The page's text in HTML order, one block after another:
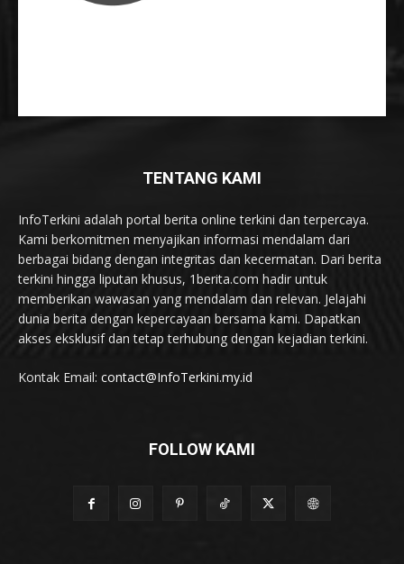
TENTANG KAMI
InfoTerkini adalah portal berita online terkini dan terpercaya.
Kami berkomitmen menyajikan informasi mendalam dari
berbagai bidang dengan integritas dan kecermatan. Dari berita
terkini hingga liputan khusus, 1berita.com hadir untuk
memberikan wawasan yang mendalam dan relevan. Jelajahi
dunia berita dengan kepercayaan bersama kami. Dapatkan
akses eksklusif dan tetap terhubung dengan kejadian terkini.
Kontak Email: contact@InfoTerkini.my.id
FOLLOW KAMI